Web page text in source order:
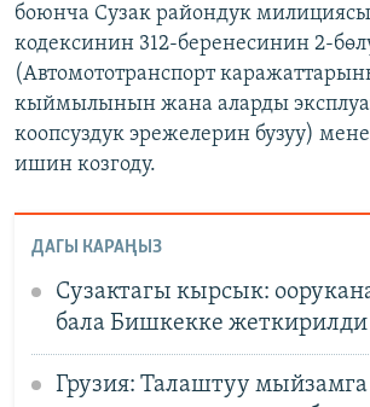
боюнча Сузак райондук
кодексинин 312-беренесинин 2-
(Автомототранспорт
кыймылынын жана аларды
коопсуздук эрежелерин бузуу)
ишин козгоду.
ДАГЫ КАРАҢЫЗ
Сузактагы кырсык:
бала Бишкекке жеткирилди
Грузия: Талаштуу